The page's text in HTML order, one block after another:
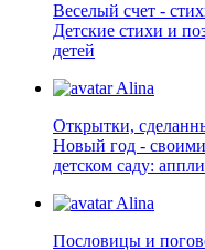
Веселый счет -
Детские стихи и
детей
Alina
Открытки,
Новый год -
детском саду:
Alina
Пословицы и